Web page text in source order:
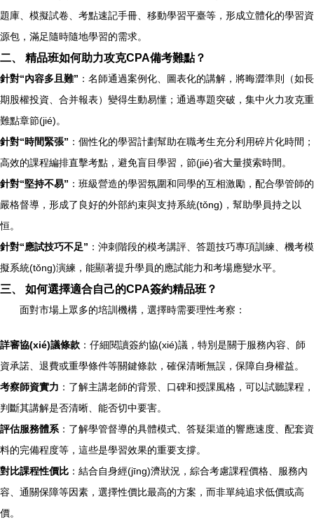
題庫、模擬試卷、考點速記手冊、移動學習平臺等，形成立體化的學習資
源包，滿足隨時隨地學習的需求。
二、 精品班如何助力攻克CPA備考難點？
針對“內容多且難” ：名師通過案例化、圖表化的講解，將晦澀準則（如長
期股權投資、合并報表）變得生動易懂；通過專題突破，集中火力攻克重
難點章節(jié)。
針對“時間緊張” ：個性化的學習計劃幫助在職考生充分利用碎片化時間；
高效的課程編排直擊考點，避免盲目學習，節(jié)省大量摸索時間。
針對“堅持不易” ：班級營造的學習氛圍和同學的互相激勵，配合學管師的
嚴格督導，形成了良好的外部約束與支持系統(tǒng)，幫助學員持之以
恒。
針對“應試技巧不足” ：沖刺階段的模考講評、答題技巧專項訓練、機考模
擬系統(tǒng)演練，能顯著提升學員的應試能力和考場應變水平。
三、 如何選擇適合自己的CPA簽約精品班？
面對市場上眾多的培訓機構，選擇時需要理性考察：
詳審協(xié)議條款 ：仔細閱讀簽約協(xié)議，特別是關于服務內容、師
資承諾、退費或重學條件等關鍵條款，確保清晰無誤，保障自身權益。
考察師資實力 ：了解主講老師的背景、口碑和授課風格，可以試聽課程，
判斷其講解是否清晰、能否切中要害。
評估服務體系 ：了解學管督導的具體模式、答疑渠道的響應速度、配套資
料的完備程度等，這些是學習效果的重要支撐。
對比課程性價比 ：結合自身經(jīng)濟狀況，綜合考慮課程價格、服務內
容、通關保障等因素，選擇性價比最高的方案，而非單純追求低價或高
價。